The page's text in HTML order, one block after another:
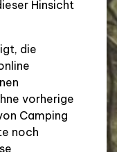
Hinsicht
die
vorherige
Camping
noch